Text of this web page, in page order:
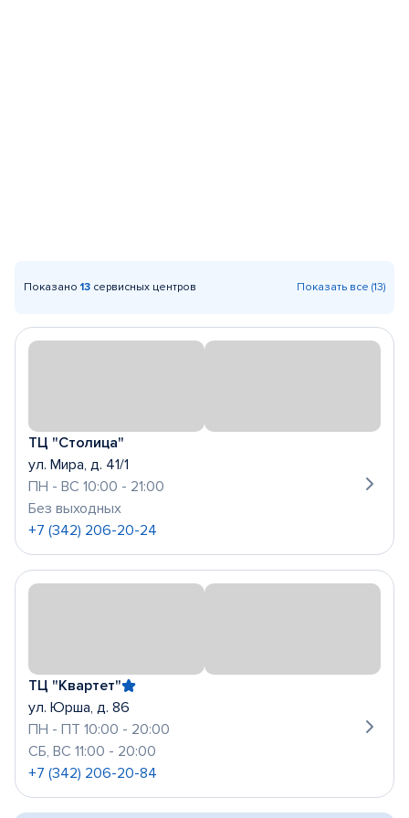
Показано 13 сервисных центров Показать все (13)
ТЦ "Столица"
ул. Мира, д. 41/1
ПН - ВС 10:00 - 21:00
Без выходных
+7 (342) 206-20-24
ТЦ "Квартет"
ул. Юрша, д. 86
ПН - ПТ 10:00 - 20:00
СБ, ВС 11:00 - 20:00
+7 (342) 206-20-84